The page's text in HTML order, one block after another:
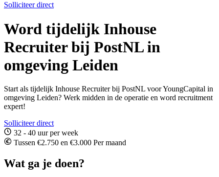
Solliciteer direct
Word tijdelijk Inhouse
Recruiter bij PostNL in
omgeving Leiden
Start als tijdelijk Inhouse Recruiter bij PostNL voor YoungCapital in
omgeving Leiden? Werk midden in de operatie en word recruitment
expert!
Solliciteer direct
32 - 40 uur per week
Tussen €2.750 en €3.000 Per maand
Wat ga je doen?